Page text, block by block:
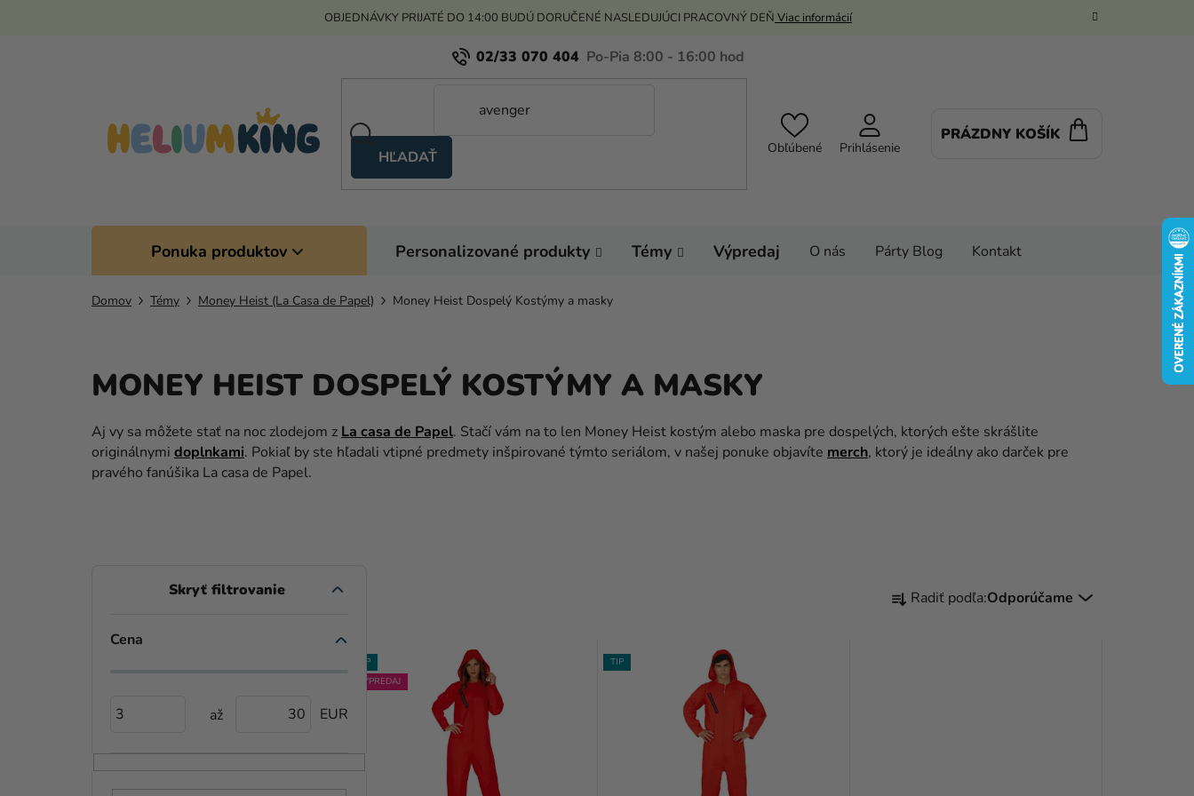
OBJEDNÁVKY PRIJATÉ DO 14:00 BUDÚ DORUČENÉ NASLEDUJÚCI PRACOVNÝ DEŇ Viac informácií
02/33 070 404
HĽADAŤ Obľúbené Prihlásenie
PRÁZDNY KOŠÍK
Ponuka produktov Personalizované produkty Témy Výpredaj O nás Párty Blog Kontakt
Domov Témy Money Heist (La Casa de Papel) Money Heist Dospelý Kostýmy a masky
MONEY HEIST DOSPELÝ KOSTÝMY A MASKY
Aj vy sa môžete stať na noc zlodejom z La casa de Papel. Stačí vám na to len Money Heist kostým alebo maska pre dospelých, ktorých ešte skrášlite
originálnymi doplnkami. Pokiaľ by ste hľadali vtipné predmety inšpirované týmto seriálom, v našej ponuke objavíte merch, ktorý je ideálny ako darček pre
pravého fanúšika La casa de Papel.
A
Cena
3 30
R Radiť podľa:Odporúčame
I
TIP
VÝPREDAJ
TIP